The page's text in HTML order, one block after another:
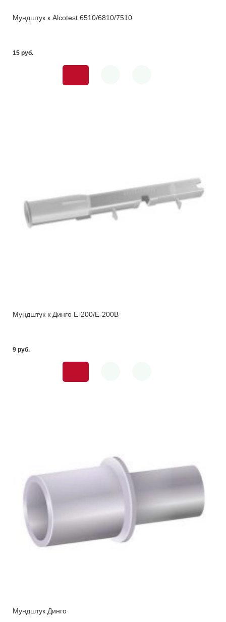
Мундштук к Alcotest 6510/6810/7510
15 pуб.
Мундштук к Динго E-200/E-200B
9 pуб.
Мундштук Динго